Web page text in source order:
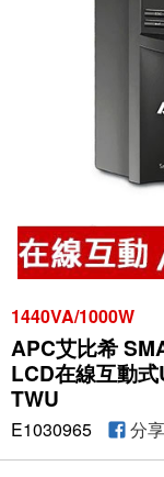
1440VA/1000W
APC艾比希
LCD在線互動
TWU
E1030965 分享